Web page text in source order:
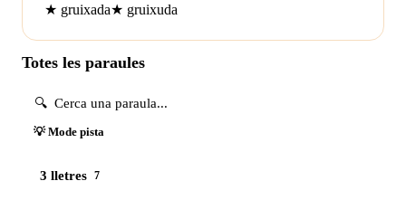
★ gruixada★ gruixuda
Totes les paraules
💡 Mode pista
3 lletres 7